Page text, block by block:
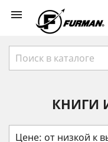

КНИГИ
Цене: от низкой к